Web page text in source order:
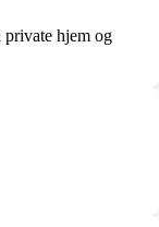
private hjem og